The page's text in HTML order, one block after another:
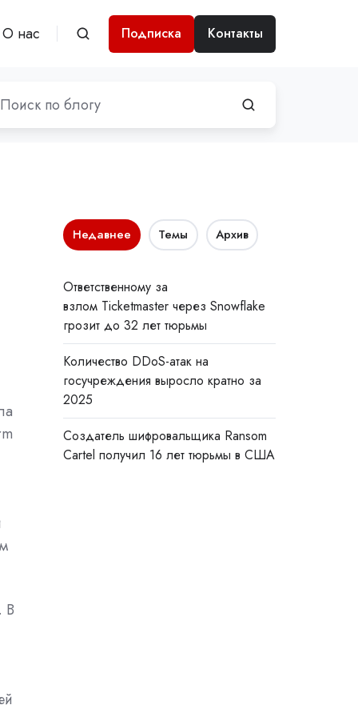
О нас Подписка Контакты
В
Недавнее Темы Архив
Ответственному за
взлом Ticketmaster через Snowflake
грозит до 32 лет тюрьмы
Количество DDoS-атак на
госучреждения выросло кратно за
2025
Создатель шифровальщика Ransom
Cartel получил 16 лет тюрьмы в США